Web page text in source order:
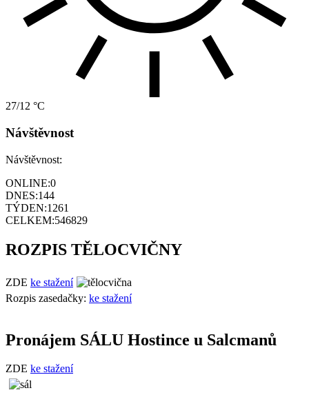
27/12 °C
Návštěvnost
Návštěvnost:
ONLINE:0
DNES:144
TÝDEN:1261
CELKEM:546829
ROZPIS TĚLOCVIČNY
ZDE ke stažení
Rozpis zasedačky: ke stažení
Pronájem SÁLU Hostince u Salcmanů
ZDE ke stažení